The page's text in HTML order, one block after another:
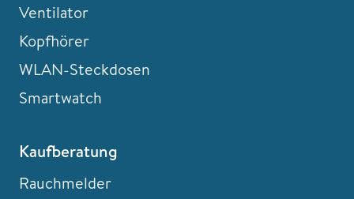
Ventilator
Kopfhörer
WLAN-Steckdosen
Smartwatch
Kaufberatung
Rauchmelder